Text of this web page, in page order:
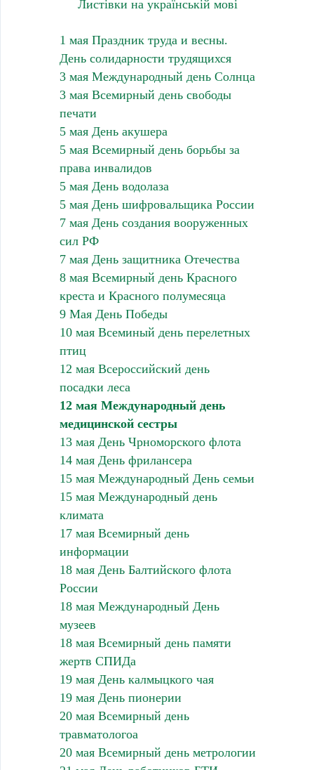
Листівки на українській мові
1 мая Праздник труда и весны.
День солидарности трудящихся
3 мая Международный день Солнца
3 мая Всемирный день свободы
печати
5 мая День акушера
5 мая Всемирный день борьбы за
права инвалидов
5 мая День водолаза
5 мая День шифровальщика России
7 мая День создания вооруженных
сил РФ
7 мая День защитника Отечества
8 мая Всемирный день Красного
креста и Красного полумесяца
9 Мая День Победы
10 мая Всеминый день перелетных
птиц
12 мая Всероссийский день
посадки леса
12 мая Международный день
медицинской сестры
13 мая День Чрноморского флота
14 мая День фрилансера
15 мая Международный День семьи
15 мая Международный день
климата
17 мая Всемирный день
информации
18 мая День Балтийского флота
России
18 мая Международный День
музеев
18 мая Всемирный день памяти
жертв СПИДа
19 мая День калмыцкого чая
19 мая День пионерии
20 мая Всемирный день
травматологоа
20 мая Всемирный день метрологии